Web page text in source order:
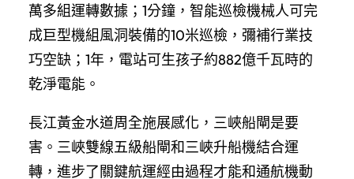
萬多組運轉數據；1分鐘，智能巡檢機械人可完
成巨型機組風洞裝備的10米巡檢，彌補行業技
巧空缺；1年，電站可生孩子約882億千瓦時的
乾淨電能。
長江黃金水道周全施展感化，三峽船閘是要
害。三峽雙線五級船閘和三峽升船機結合運
轉，進步了關鍵航運經由過程才能和通航機動